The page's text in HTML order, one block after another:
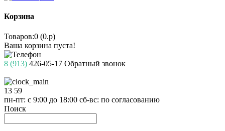
Корзина
Товаров:0 (0.р)
Ваша корзина пуста!
8 (913) 426-05-17 Обратный звонок
13 59
пн-пт: с 9:00 до 18:00 сб-вс: по согласованию
Поиск